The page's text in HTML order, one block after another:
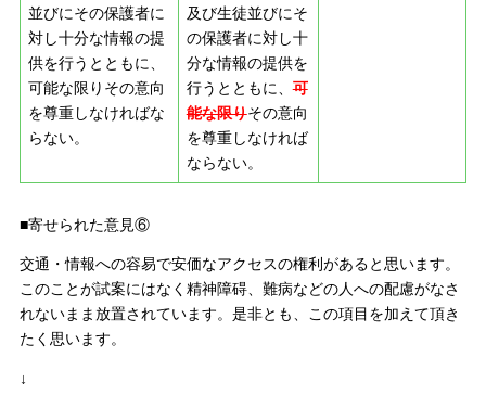
並びにその保護者に
対し十分な情報の提
供を行うとともに、
可能な限りその意向
を尊重しなければな
らない。
及び生徒並びにそ
の保護者に対し十
分な情報の提供を
行うとともに、可
能な限りその意向
を尊重しなければ
ならない。
■寄せられた意見⑥
交通・情報への容易で安価なアクセスの権利があると思います。
このことが試案にはなく精神障碍、難病などの人への配慮がなさ
れないまま放置されています。是非とも、この項目を加えて頂き
たく思います。
↓